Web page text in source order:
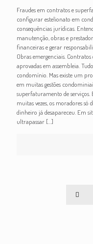
Fraudes em contratos e
configurar estelionato em
consequências jurídicas.
manutenção, obras e
financeiras e gerar
Obras emergenciais.
aprovadas em assembleia.
condomínio. Mas existe um
em muitas gestões
superfaturamento de serviços.
muitas vezes, os moradores
dinheiro já desapareceu. Em
ultrapassar[…]